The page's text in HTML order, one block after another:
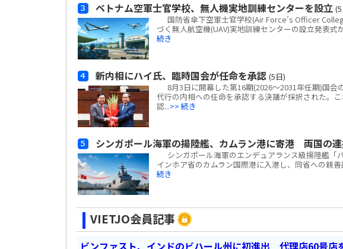
ベトナム空軍士官学校、無人機実地訓練センターを設立
国防省傘下空軍士官学校(Air Force’s Officer
づく無人航空機(UAV)実地訓練センターの設立発表
続き
新内相にハイ氏、臨時国会が任命を承認 (5日)
8月3日に開幕した第16期(2026～2031年任期)国会
代行の内相への任命を承認する決議が採択された。
認...>> 続き
シンガポール海軍の揚陸艦、カムラン港に寄港 両国の
シンガポール海軍のエンデュアランス級揚陸艦「
インホア省のカムラン国際港に入港し、同省への
続き
VIETJO会員記事
ビンファスト、インドのビハール州に初進出 代理店60号店